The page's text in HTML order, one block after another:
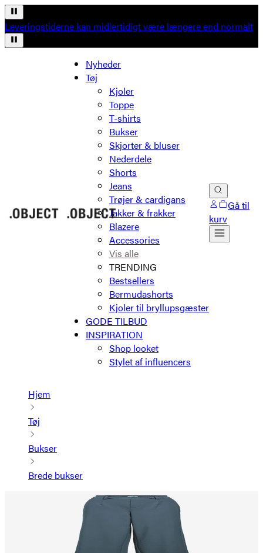
Leveringstiderne kan midlertidigt være længere end normalt
Nyheder
Tøj
Kjoler
Toppe
T-shirts
Bukser
Skjorter & bluser
Nederdele
Shorts
Jeans
Trøjer & cardigans
Jakker & frakker
Blazere
Accessories
Vis alle
TRENDING
Bestsellers
Bermudashorts
Kjoler til bryllupsgæster
GODE TILBUD
INSPIRATION
Shop looket
Stylet af influencers
Gå til
kurv
Hjem
Tøj
Bukser
Brede bukser